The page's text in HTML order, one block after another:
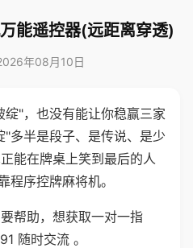
能遥控器(远距离穿透)
年08月10日
"，也没有能让你稳赢三家
多半是段子、是传说、是少
能在牌桌上笑到最后的人
程序控牌麻将机。
帮助，想获取一对一指
随时交流 。